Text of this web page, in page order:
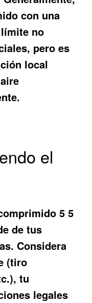
con una
no
pero es
local
.
el
5 5
de tus
Considera
(tiro
tu
legales